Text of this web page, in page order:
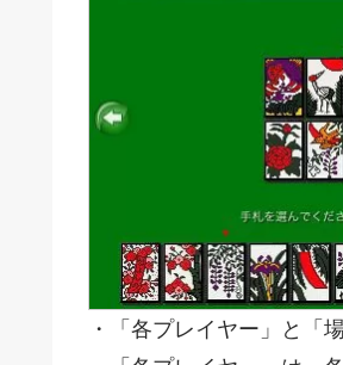
・「各プレイヤー」と「